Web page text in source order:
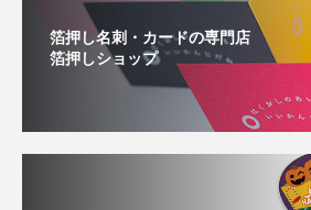
箔押し名刺・カードの専門店
箔押しショップ